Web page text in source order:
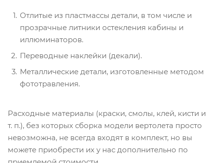
Отлитые из пластмассы детали, в том числе и
прозрачные литники остекления кабины и
иллюминаторов.
Переводные наклейки (декали).
Металлические детали, изготовленные методом
фототравления.
Расходные материалы (краски, смолы, клей, кисти и
т. п.), без которых сборка модели вертолета просто
невозможна, не всегда входят в комплект, но вы
можете приобрести их у нас дополнительно по